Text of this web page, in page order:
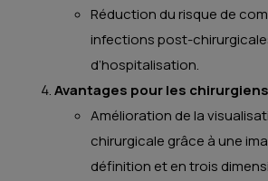
Réduction du risque de
infections post-
d’hospitalisation.
Avantages pour les chirurgiens
Amélioration de la
chirurgicale grâce à une
définition et en trois